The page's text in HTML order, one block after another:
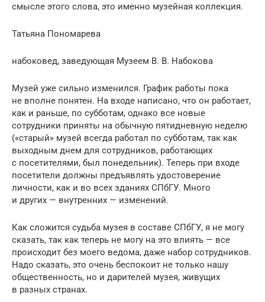
смысле этого слова, это именно музейная коллекция.
Татьяна Пономарева
набоковед, заведующая Музеем В. В. Набокова
Музей уже сильно изменился. График работы пока
не вполне понятен. На входе написано, что он работает,
как и раньше, по субботам, однако все новые
сотрудники приняты на обычную пятидневную неделю
(«старый» музей всегда работал по субботам, так как
выходным днем для сотрудников, работающих
с посетителями, был понедельник). Теперь при входе
посетители должны предъявлять удостоверение
личности, как и во всех зданиях СПбГУ. Много
и других — внутренних — изменений.
Как сложится судьба музея в составе СПбГУ, я не могу
сказать, так как теперь не могу на это влиять — все
происходит без моего ведома, даже набор сотрудников.
Надо сказать, это очень беспокоит не только нашу
общественность, но и дарителей музея, живущих
в разных странах.